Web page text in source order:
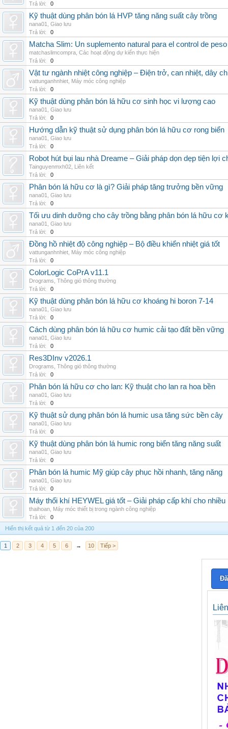
Trả lời:
0
Kỹ thuật dùng phân bón lá HVP tăng năng suất cây trồng
nana01
Giao lưu
Trả lời:
0
Matcha Slim: Un suplemento natural para el control de peso
matchaslimcompra Các hoạt động dự kiến thực hiện
Trả lời:
0
Vật tư ngành nhiệt công nghiệp – Điện trở, can nhiệt, dây
vattunganhnhiet Máy móc công nghiệp
Trả lời:
0
Kỹ thuật dùng phân bón lá hữu cơ sinh học vi lượng cao
nana01
Giao lưu
Trả lời:
0
Hướng dẫn kỹ thuật sử dụng phân bón lá hữu cơ rong biển
nana01
Giao lưu
Trả lời:
0
Robot hút bụi lau nhà Dreame – Giải pháp dọn dẹp tiện lợi
Tainguyenmxh02 Liên kết
Trả lời:
0
Phân bón lá hữu cơ là gì? Giải pháp tăng trưởng bền vững
nana01
Giao lưu
Trả lời:
0
Tối ưu dinh dưỡng cho cây trồng bằng phân bón lá hữu cơ
nana01
Giao lưu
Trả lời:
0
Đồng hồ nhiệt độ công nghiệp – Bộ điều khiển nhiệt giá tốt
vattunganhnhiet Máy móc công nghiệp
Trả lời:
0
ColorLogic CoPrA v11.1
Drograms Thông gió thông thường
Trả lời:
0
Kỹ thuật dùng phân bón lá hữu cơ khoáng hi boron 7-14
nana01
Giao lưu
Trả lời:
0
Cách dùng phân bón lá hữu cơ humic cải tạo đất bền vững
nana01
Giao lưu
Trả lời:
0
Res3DInv v2026.1
Drograms Thông gió thông thường
Trả lời:
0
Phân bón lá hữu cơ cho lan: Kỹ thuật cho lan ra hoa bền
nana01
Giao lưu
Trả lời:
0
Kỹ thuật sử dụng phân bón lá humic usa tăng sức bền cây
nana01
Giao lưu
Trả lời:
0
Kỹ thuật dùng phân bón lá humic rong biển tăng năng suất
nana01
Giao lưu
Trả lời:
0
Phân bón lá humic Mỹ giúp cây phục hồi nhanh, tăng năng
nana01
Giao lưu
Trả lời:
0
Máy thổi khí HEYWEL giá tốt – Giải pháp cấp khí cho
thaihoan Máy móc thiết bị trong ngành công nghiệp
Trả lời:
0
Hiển thị kết quả từ 1 đến 20 của 200
1 2 3 4 5 6 → 10 Tiếp >